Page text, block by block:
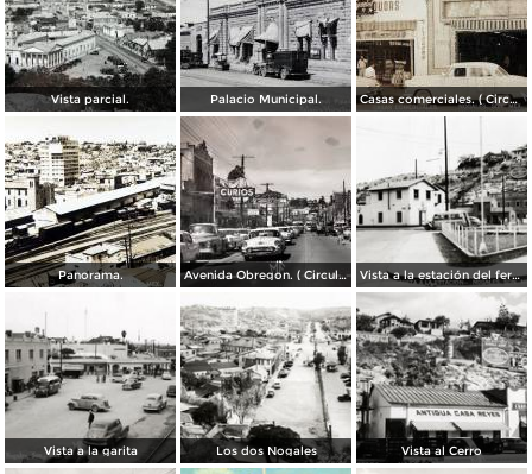
Vista parcial. Palacio Municipal. Casas comerciales. ( Circulada el 11 de Enero de 1957 ).
Panorama. Avenida Obregon. ( Circulada el 27 de Junio de 1958 ). Vista a la estación del ferrocarril
Vista a la garita Los dos Nogales Vista al Cerro